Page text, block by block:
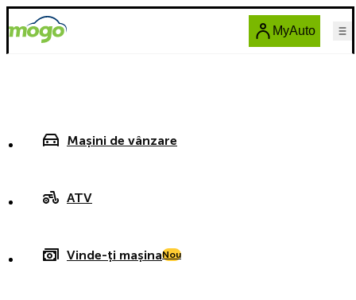
MyAuto
Mașini de vânzare
ATV
Vinde-ți mașinaNou